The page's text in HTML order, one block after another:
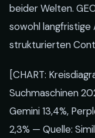
beider Welten.
sowohl langfristige
strukturierten
[CHART:
Suchmaschinen
Gemini 13,4%,
2,3% — Quelle: